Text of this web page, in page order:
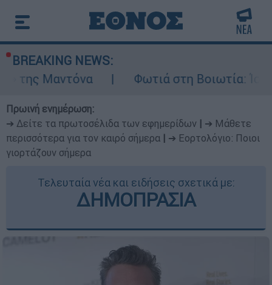
BREAKING NEWS:
Φωτιά στη Βοιωτία: Ίση με έξι
Πρωινή ενημέρωση:
➔ Δείτε τα πρωτοσέλιδα των εφημερίδων
➔ Μάθετε
περισσότερα για τον καιρό σήμερα
➔ Εορτολόγιο: Ποιοι
γιορτάζουν σήμερα
Τελευταία νέα και ειδήσεις σχετικά με:
ΔΗΜΟΠΡΑΣΙΑ